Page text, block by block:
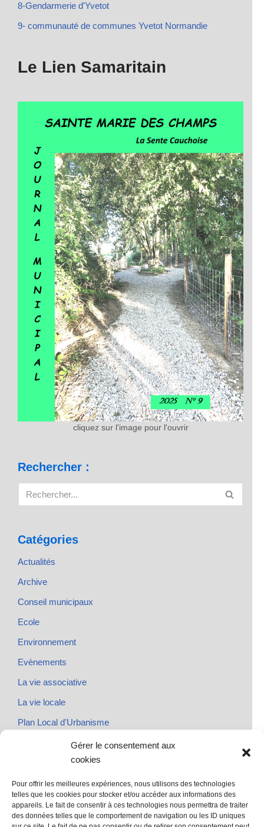
Gérer le consentement aux
cookies
Pour offrir les meilleures expériences, nous utilisons des technologies
telles que les cookies pour stocker et/ou accéder aux informations des
appareils. Le fait de consentir à ces technologies nous permettra de traiter
des données telles que le comportement de navigation ou les ID uniques
8-Gendarmerie d'Yvetot
9- communauté de communes Yvetot Normandie
Le Lien Samaritain
cliquez sur l'image pour l'ouvrir
Rechercher :
Catégories
Actualités
Archive
Conseil municipaux
Ecole
Environnement
Evènements
La vie associative
La vie locale
Plan Local d'Urbanisme
@ Sainte Marie des Champs